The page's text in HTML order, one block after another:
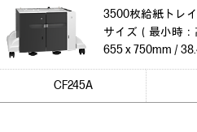
3500枚給紙トレ
サイズ（最小時
655 x 750mm /
CF245A